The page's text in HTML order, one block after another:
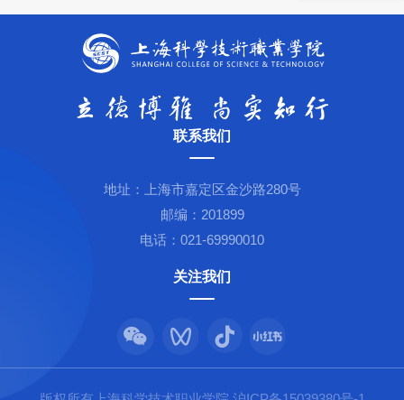
联系我们
地址：上海市嘉定区金沙路280号
邮编：201899
电话：021-69990010
关注我们